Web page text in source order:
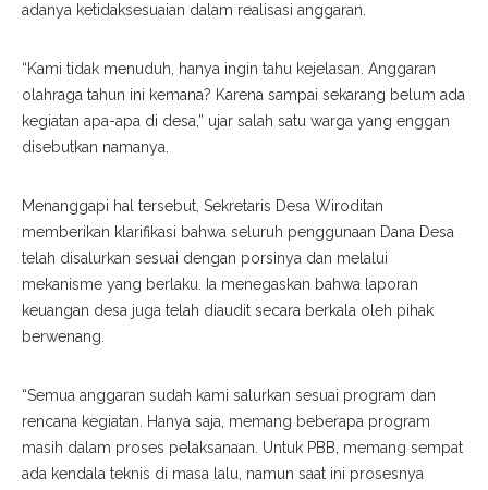
adanya ketidaksesuaian dalam realisasi anggaran.
“Kami tidak menuduh, hanya ingin tahu kejelasan. Anggaran
olahraga tahun ini kemana? Karena sampai sekarang belum ada
kegiatan apa-apa di desa,” ujar salah satu warga yang enggan
disebutkan namanya.
Menanggapi hal tersebut, Sekretaris Desa Wiroditan
memberikan klarifikasi bahwa seluruh penggunaan Dana Desa
telah disalurkan sesuai dengan porsinya dan melalui
mekanisme yang berlaku. Ia menegaskan bahwa laporan
keuangan desa juga telah diaudit secara berkala oleh pihak
berwenang.
“Semua anggaran sudah kami salurkan sesuai program dan
rencana kegiatan. Hanya saja, memang beberapa program
masih dalam proses pelaksanaan. Untuk PBB, memang sempat
ada kendala teknis di masa lalu, namun saat ini prosesnya